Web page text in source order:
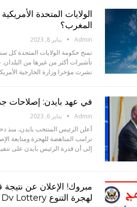
المغرب؟
Admin يناير 8, 2023
تمنح حكومة الولايات المتحدة كل
نشرت مؤخرا وزارة الخارجية
في عهد بايدن: إصلاحات
Admin يناير 6, 2023
أعلن الرئيس المنتخب بايدن، منذ
ترامب المناهضة للهجرة ومتابعة
إلى أن قدرة الرئيس بايدن على
مبروك! الإعلان عن
لهجرة التنوع Dv Lottery